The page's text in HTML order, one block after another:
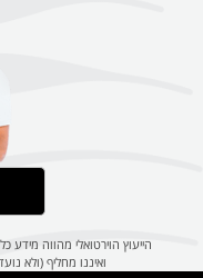
הייעוץ הוירטואלי מהווה מידע
ואיננו מחליף (ולא